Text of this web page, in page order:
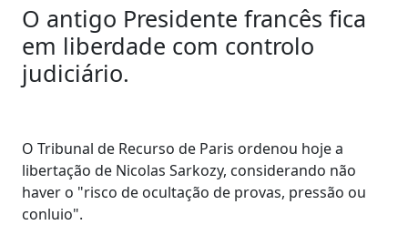
O antigo Presidente francês fica
em liberdade com controlo
judiciário.
O Tribunal de Recurso de Paris ordenou hoje a
libertação de Nicolas Sarkozy, considerando não
haver o "risco de ocultação de provas, pressão ou
conluio".